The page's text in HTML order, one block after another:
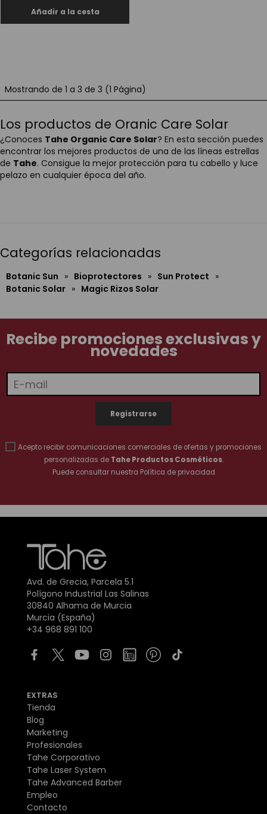
Los productos de Oranic Care Solar
¿Conoces Tahe Organic Care Solar? En esta sección puedes
encontrar los mejores productos de una de las líneas estrellas
de Tahe. Consigue la mejor protección para tu cabello y luce
pelazo en cualquier época del año.
Mostrando de 1 a 3 de 3 (1 Página)
Categorías relacionadas
Botanic Sun » Bioprotectores » Sun Protect »
Botanic Solar » Magic Rizos Solar
Recibe promociones exclusivas y
novedades
Acepto recibir comunicaciones comerciales de ofertas y promociones
personalizadas de Tahe Productos Cosméticos.
Puede consultar nuestra Política de privacidad
Avd. de Grecia, Parcela 5.1
Polígono Industrial Las Salinas
30840 Alhama de Murcia
Murcia (España)
+34 968 891 100
EXTRAS
Tienda
Blog
Marketing
Profesionales
Tahe Corporativo
Tahe Laser System
Tahe Advanced Barber
Empleo
Contacto